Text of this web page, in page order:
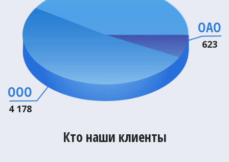
ОАО
623
ООО
4 178
Кто наши клиенты